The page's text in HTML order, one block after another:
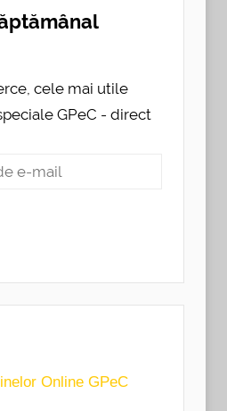
cele mai utile
GPeC - direct
Online GPeC